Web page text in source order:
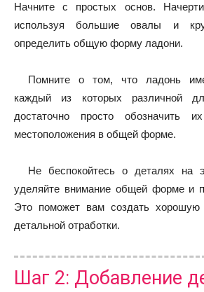
Начните с простых основ.
используя большие овалы и
определить общую форму ладони.
Помните о том, что ладонь
каждый из которых различной
достаточно просто обозначить
местоположения в общей форме.
Не беспокойтесь о деталях на
уделяйте внимание общей форме и
Это поможет вам создать
детальной отработки.
Шаг 2: Добавление